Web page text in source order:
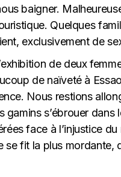
baigner.
Quelques
exclusivement de
de deux
de naïveté à
Nous restions
s’ébrouer dans
face à l’injustice du
se fit la plus mordante,